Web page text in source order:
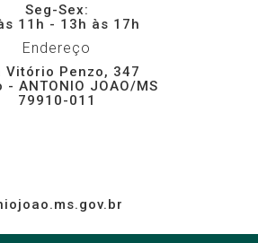
Seg-Sex:
11h - 13h às 17h
Endereço
Vitório Penzo, 347
- ANTONIO JOAO/MS
79910-011